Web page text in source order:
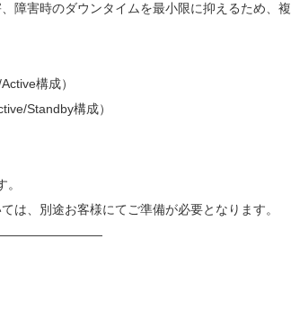
障害時のダウンタイムを最小限に抑えるため、
構成）
Standby構成）
は、別途お客様にてご準備が必要となります。